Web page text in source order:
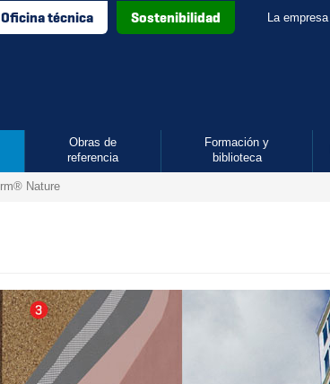
Oficina técnica Sostenibilidad La empresa
Obras de
referencia
Formación y
biblioteca
Nature